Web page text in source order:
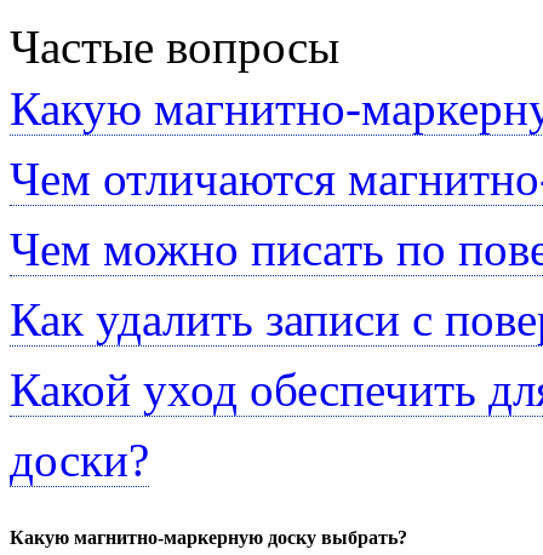
Частые вопросы
Какую магнитно-
Чем отличаются
Чем можно писать по
Как удалить записи с
Какой уход обеспечить
доски?
Какую магнитно-маркерную доску выбрать?